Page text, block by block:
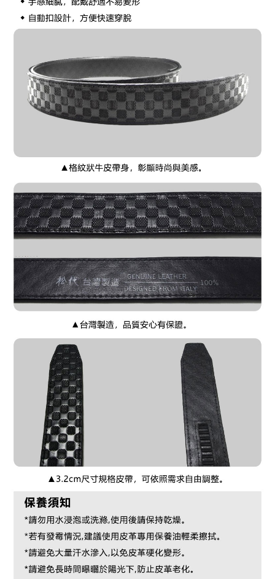
４．使用「AFTEE先享後付」時，將依據個別帳號之用戶狀況，依本公司即
時審查核予不同之上限額度；若仍有額度不足之情形，本公司將視審查結果
恩沛科技股份有限公司將有權停止該用戶之使用額度並採取法律行動。
每筆NT$100，滿NT$1,000(含以上)免運費